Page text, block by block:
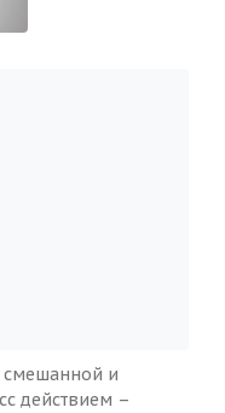
смешанной и
действием –